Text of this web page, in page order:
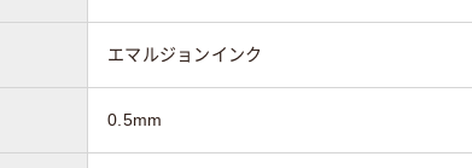
エマルジョンインク
0.5mm